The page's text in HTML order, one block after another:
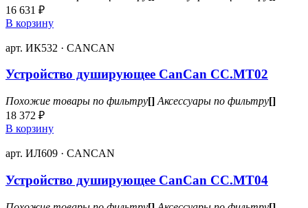
16 631 ₽
В корзину
арт. ИК532 · CANCAN
Устройство душирующее CanCan CC.MT02
Похожие товары по фильтру[] Аксессуары по фильтру[]
18 372 ₽
В корзину
арт. ИЛ609 · CANCAN
Устройство душирующее CanCan CC.MT04